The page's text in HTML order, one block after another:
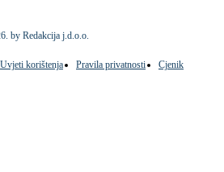
. by Redakcija j.d.o.o.
Uvjeti korištenja Pravila privatnosti
Cjenik